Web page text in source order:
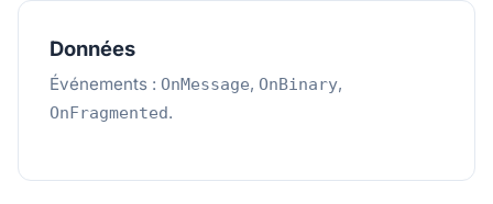
Données
Événements : OnMessage, OnBinary,
OnFragmented.